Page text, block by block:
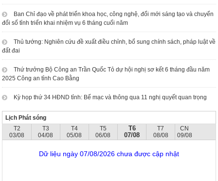
Ban Chỉ đạo về phát triển khoa học, công nghệ, đổi mới sáng tạo và chuyển
đổi số tỉnh triển khai nhiệm vụ 6 tháng cuối năm
Thủ tướng: Nghiên cứu đề xuất điều chỉnh, bổ sung chính sách, pháp luật về
đất đai
Thứ trưởng Bộ Công an Trần Quốc Tỏ dự hội nghị sơ kết 6 tháng đầu năm
2025 Công an tỉnh Cao Bằng
Kỳ họp thứ 34 HĐND tỉnh: Bế mạc và thông qua 11 nghị quyết quan trọng
Lịch Phát sóng
T2
03/08
T3
04/08
T4
05/08
T5
06/08
T6
07/08
T7
08/08
CN
09/08
Dữ liệu ngày 07/08/2026 chưa được cập nhật